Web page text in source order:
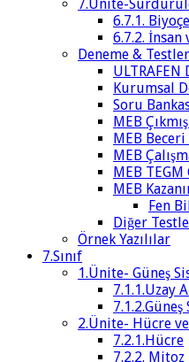
7.Ünite-
6.7.1.
6.7.2. İnsan
Deneme & Testler
ULTRAFEN
Kurumsal
Soru
MEB
MEB
MEB
MEB TEGM
MEB
Fen
Diğer
Örnek Yazılılar
7.Sınıf
1.Ünite- Güneş
7.1.1.Uzay
2.Ünite- Hücre
7.2.1.Hücre
7.2.2.